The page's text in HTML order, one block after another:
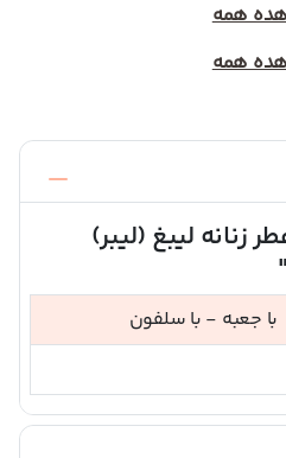
همه
همه
زنانه لیبغ (لیبر)
با جعبه - با سلفون